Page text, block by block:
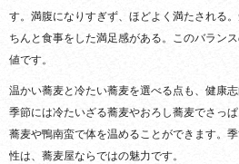
す。満腹になりすぎず、ほどよく満たされる
ちんと食事をした満足感がある。このバラン
値です。
温かい蕎麦と冷たい蕎麦を選べる点も、健康
季節には冷たいざる蕎麦やおろし蕎麦でさっ
蕎麦や鴨南蛮で体を温めることができます。
性は、蕎麦屋ならではの魅力です。